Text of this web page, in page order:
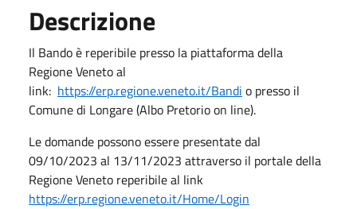
Descrizione
Il Bando è reperibile presso la piattaforma della
Regione Veneto al
link: https://erp.regione.veneto.it/Bandi o presso il
Comune di Longare (Albo Pretorio on line).
Le domande possono essere presentate dal
09/10/2023 al 13/11/2023 attraverso il portale della
Regione Veneto reperibile al link
https://erp.regione.veneto.it/Home/Login